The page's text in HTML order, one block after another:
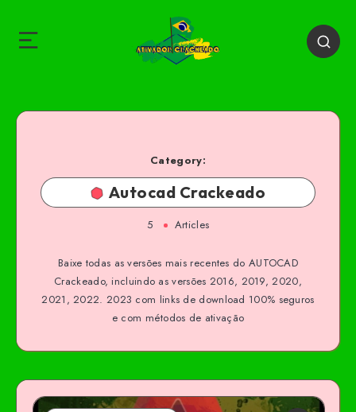
Category:
Autocad Crackeado
5 Articles
Baixe todas as versões mais recentes do AUTOCAD
Crackeado, incluindo as versões 2016, 2019, 2020,
2021, 2022. 2023 com links de download 100% seguros
e com métodos de ativação